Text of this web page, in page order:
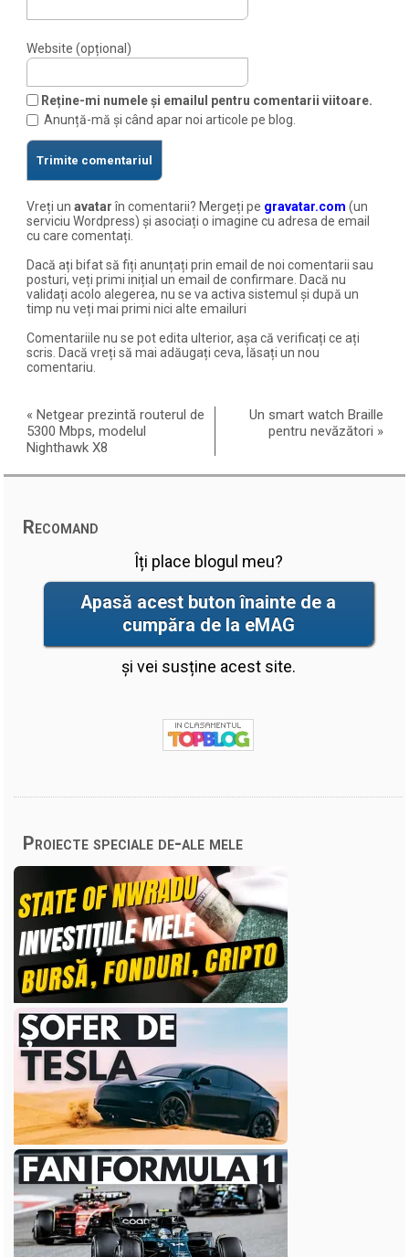
Website (opțional)
Reține-mi numele și emailul pentru comentarii viitoare.
Anunță-mă și când apar noi articole pe blog.
Vreți unavatarîn comentarii? Mergeți pe gravatar.com (un
serviciu Wordpress) și asociați o imagine cu adresa de email
cu care comentați.
Dacă ați bifat să fiți anunțați prin email de noi comentarii sau
posturi, veți primi inițial un email de confirmare. Dacă nu
validați acolo alegerea, nu se va activa sistemul și după un
timp nu veți mai primi nici alte emailuri
Comentariile nu se pot edita ulterior, așa că verificați ce ați
scris. Dacă vreți să mai adăugați ceva, lăsați un nou
comentariu.
«Netgear prezintă routerul de
5300 Mbps, modelul
Nighthawk X8
Un smart watch Braille
pentru nevăzători »
Recomand
Îți place blogul meu?
Apasă acest buton înainte de a
cumpăra de la eMAG
și vei susține acest site.
Proiecte speciale de-ale mele